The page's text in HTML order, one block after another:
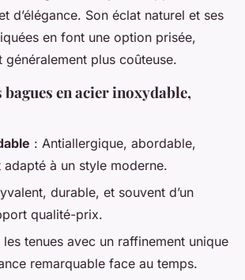
d’élégance. Son éclat naturel et ses
en font une option prisée,
généralement plus coûteuse.
bagues en acier inoxydable,
: Antiallergique, abordable,
adapté à un style moderne.
durable, et souvent d’un
qualité-prix.
les tenues avec un raffinement unique
remarquable face au temps.